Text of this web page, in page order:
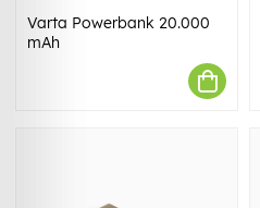
Varta Powerbank 20.000
mAh